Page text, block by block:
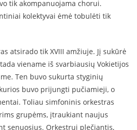
tik akompanuojama chorui.
kolektyvai ėmė tobulėti tik
atsirado tik XVIII amžiuje. Jį sukūrė
viename iš svarbiausių Vokietijos
Ten buvo sukurta styginių
buvo prijungti pučiamieji, o
Toliau simfoninis orkestras
grupėms, įtraukiant naujus
senuosius. Orkestrui plečiantis,